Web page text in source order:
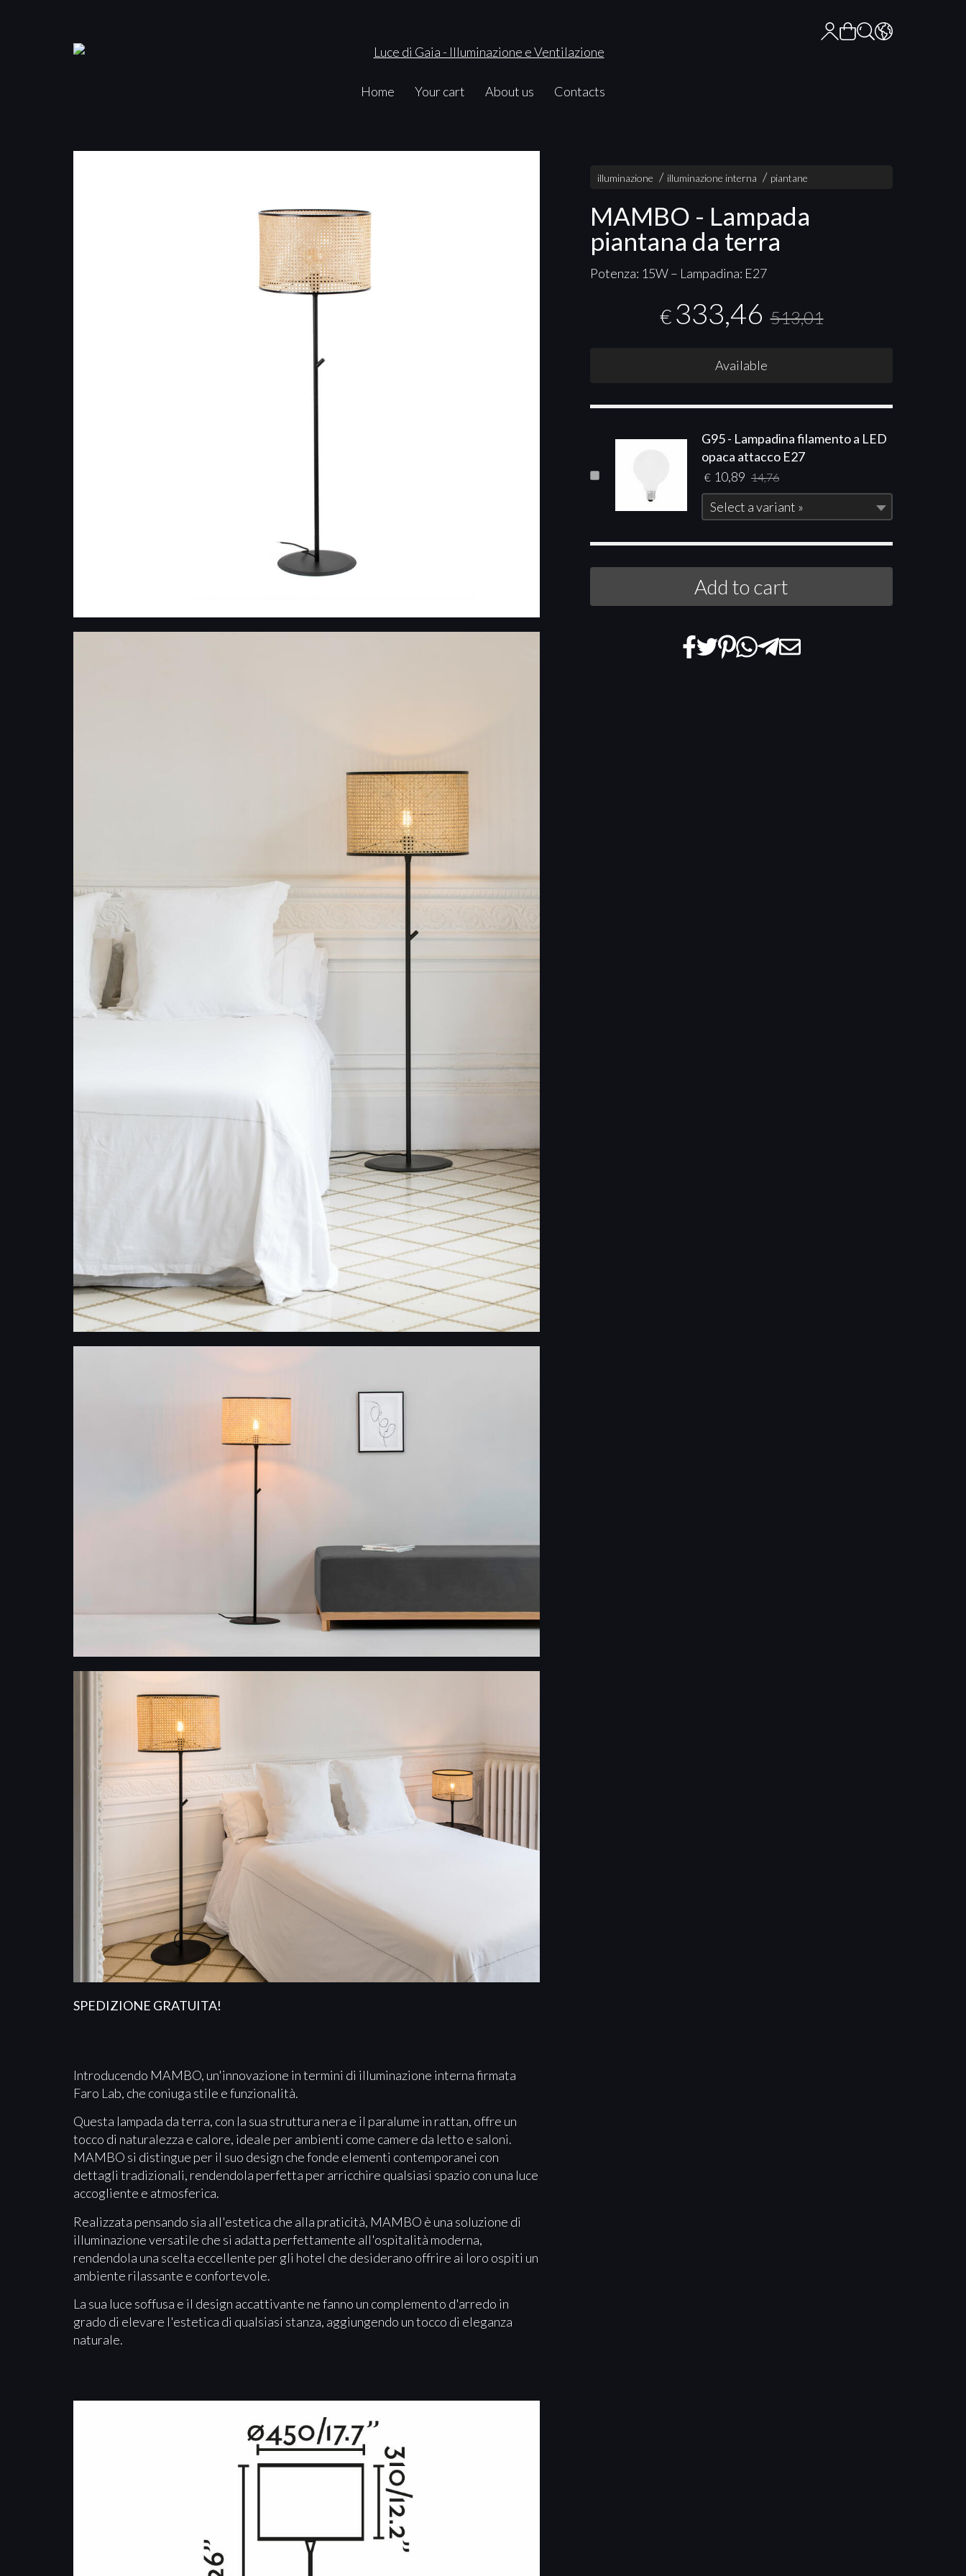
Home Your cart About us Contacts
SPEDIZIONE GRATUITA!
Introducendo MAMBO, un'innovazione in termini di illuminazione interna firmata
Faro Lab, che coniuga stile e funzionalità.
Questa lampada da terra, con la sua struttura nera e il paralume in rattan, offre un
tocco di naturalezza e calore, ideale per ambienti come camere da letto e saloni.
MAMBO si distingue per il suo design che fonde elementi contemporanei con
dettagli tradizionali, rendendola perfetta per arricchire qualsiasi spazio con una luce
accogliente e atmosferica.
Realizzata pensando sia all'estetica che alla praticità, MAMBO è una soluzione di
illuminazione versatile che si adatta perfettamente all'ospitalità moderna,
rendendola una scelta eccellente per gli hotel che desiderano offrire ai loro ospiti un
ambiente rilassante e confortevole.
La sua luce soffusa e il design accattivante ne fanno un complemento d'arredo in
grado di elevare l'estetica di qualsiasi stanza, aggiungendo un tocco di eleganza
naturale.
illuminazione illuminazione interna piantane
MAMBO - Lampada
piantana da terra
Potenza: 15W – Lampadina: E27
€ 333,46 513,01
Available
G95 - Lampadina filamento a LED
opaca attacco E27
€ 10,89 14,76
Select a variant »
Add to cart